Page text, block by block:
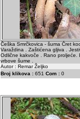
Češka Smrčkovica - šuma Čret
Varaždina . Zaštićena gljiva .
Odlične kakvoče . Rano proljeće.
vrbove šume .
Autor : Remar Željko
Broj klikova : 651 Com : 0